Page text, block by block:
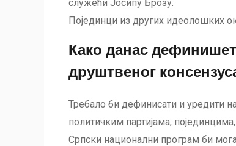
служећи Јосипу Брозу.
Појединци из других идеолошких
Како данас
друштвеног
Требало би дефинисати и уредити
политичким партијама,
Српски национални програм би